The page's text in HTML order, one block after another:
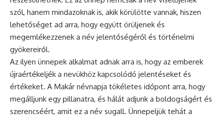
szól, hanem mindazoknak is, akik körülötte vannak, hiszen
lehetőséget ad arra, hogy együtt örüljenek és
megemlékezzenek a név jelentőségéről és történelmi
gyökereiről.
Az ilyen ünnepek alkalmat adnak arra is, hogy az emberek
újraértékeljék a nevükhöz kapcsolódó jelentéseket és
értékeket. A Makár névnapja tökéletes időpont arra, hogy
megálljunk egy pillanatra, és hálát adjunk a boldogságért és
szerencséért, amit ez a név sugall. Ünnepeljük tehát a